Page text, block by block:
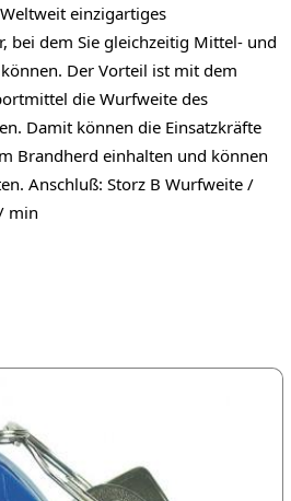
einzigartiges
bei dem Sie gleichzeitig Mittel- und
Der Vorteil ist mit dem
die Wurfweite des
Damit können die Einsatzkräfte
Brandherd einhalten und können
Anschluß: Storz B Wurfweite /
min